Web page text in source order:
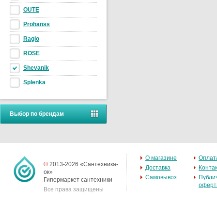
OUTE
Prohanss
Raglo
ROSE
Shevanik
Splenka
Выбор по брендам
© 2013-2026 «Сантехника-
ок»
Гипермаркет сантехники
Все права защищены
О магазине
Доставка
Самовывоз